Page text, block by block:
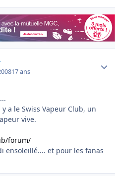
17 ans
a le Swiss Vapeur Club, un
vive.
forum/
ensoleillé.... et pour les fanas